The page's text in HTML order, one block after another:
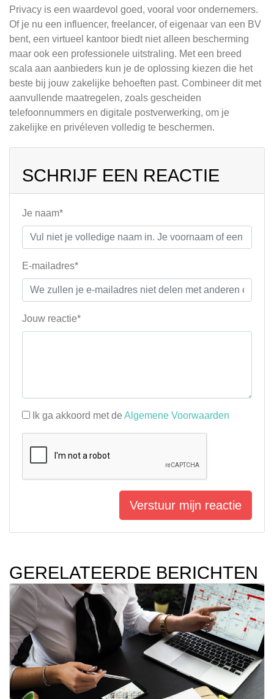
Privacy is een waardevol goed, vooral voor ondernemers.
Of je nu een influencer, freelancer, of eigenaar van een BV
bent, een virtueel kantoor biedt niet alleen bescherming
maar ook een professionele uitstraling. Met een breed
scala aan aanbieders kun je de oplossing kiezen die het
beste bij jouw zakelijke behoeften past. Combineer dit met
aanvullende maatregelen, zoals gescheiden
telefoonnummers en digitale postverwerking, om je
zakelijke en privéleven volledig te beschermen.
SCHRIJF EEN REACTIE
Je naam*
E-mailadres*
Jouw reactie*
Ik ga akkoord met de Algemene Voorwaarden
Verstuur mijn reactie
GERELATEERDE BERICHTEN